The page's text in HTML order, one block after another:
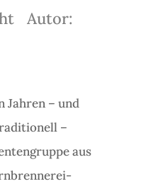
Autor:
Jahren – und
–
aus